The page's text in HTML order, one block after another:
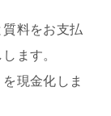
料をお支払
ます。
現金化しま